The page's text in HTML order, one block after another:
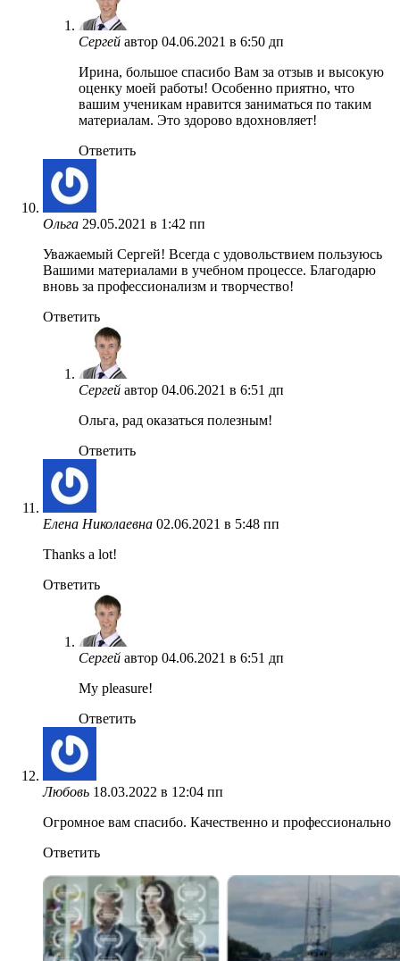
Сергей автор 04.06.2021 в 6:50 дп
Ирина, большое спасибо Вам за отзыв и высокую
оценку моей работы! Особенно приятно, что
вашим ученикам нравится заниматься по таким
материалам. Это здорово вдохновляет!
Ответить
Ольга 29.05.2021 в 1:42 пп
Уважаемый Сергей! Всегда с удовольствием пользуюсь
Вашими материалами в учебном процессе. Благодарю
вновь за профессионализм и творчество!
Ответить
Сергей автор 04.06.2021 в 6:51 дп
Ольга, рад оказаться полезным!
Ответить
Елена Николаевна 02.06.2021 в 5:48 пп
Thanks a lot!
Ответить
Сергей автор 04.06.2021 в 6:51 дп
My pleasure!
Ответить
Любовь 18.03.2022 в 12:04 пп
Огромное вам спасибо. Качественно и профессионально
Ответить